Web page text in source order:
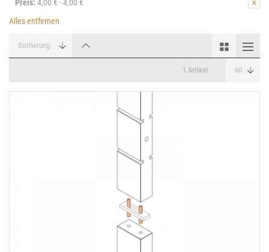
Preis: 4,00 € - 4,00 €
Alles entfernen
1 Artikel